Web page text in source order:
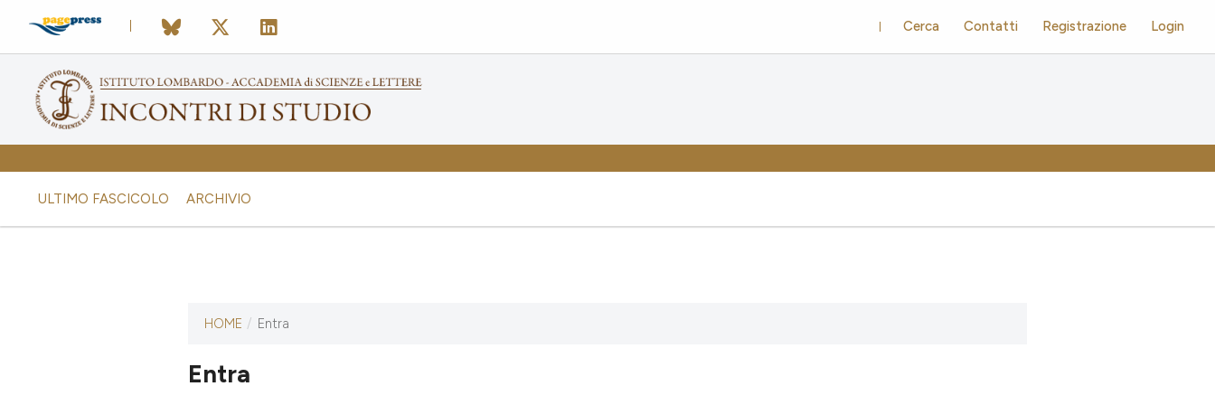
ULTIMO FASCICOLO ARCHIVIO
Cerca Contatti Registrazione Login
Questa rivista non ha ancora
HOME / Entra
Entra